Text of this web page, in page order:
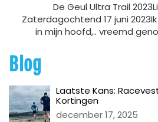
De Geul Ultra Trail
Zaterdagochtend 17 juni
in mijn hoofd,.. vreemd
Blog
Laatste Kans:
Kortingen
december 17, 2025